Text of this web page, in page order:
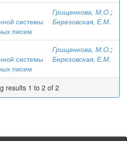
системы
писем
Грищенкова, М.О.;
Березовская, Е.М.
системы
писем
Грищенкова, М.О.;
Березовская, Е.М.
results 1 to 2 of 2